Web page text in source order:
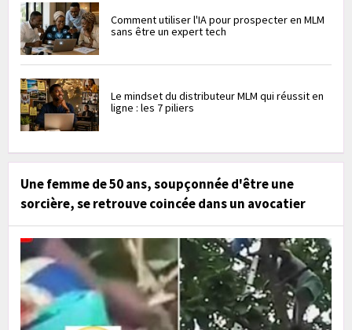
Comment utiliser l'IA pour prospecter en MLM
sans être un expert tech
Le mindset du distributeur MLM qui réussit en
ligne : les 7 piliers
Une femme de 50 ans, soupçonnée d'être une
sorcière, se retrouve coincée dans un avocatier